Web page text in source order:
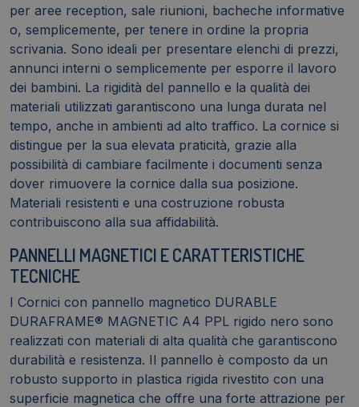
per aree reception, sale riunioni, bacheche informative
o, semplicemente, per tenere in ordine la propria
scrivania. Sono ideali per presentare elenchi di prezzi,
annunci interni o semplicemente per esporre il lavoro
dei bambini. La rigidità del pannello e la qualità dei
materiali utilizzati garantiscono una lunga durata nel
tempo, anche in ambienti ad alto traffico. La cornice si
distingue per la sua elevata praticità, grazie alla
possibilità di cambiare facilmente i documenti senza
dover rimuovere la cornice dalla sua posizione.
Materiali resistenti e una costruzione robusta
contribuiscono alla sua affidabilità.
PANNELLI MAGNETICI E CARATTERISTICHE
TECNICHE
I Cornici con pannello magnetico DURABLE
DURAFRAME® MAGNETIC A4 PPL rigido nero sono
realizzati con materiali di alta qualità che garantiscono
durabilità e resistenza. Il pannello è composto da un
robusto supporto in plastica rigida rivestito con una
superficie magnetica che offre una forte attrazione per